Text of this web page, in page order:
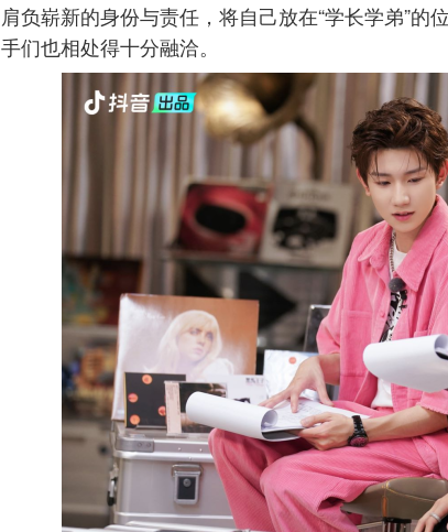
肩负崭新的身份与责任，将自己放在“学长学弟”
手们也相处得十分融洽。